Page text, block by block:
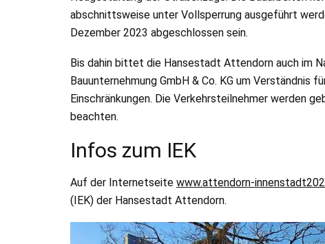
abschnittsweise unter Vollsperrung ausgeführt
Dezember 2023 abgeschlossen sein.
Bis dahin bittet die Hansestadt Attendorn auch im
Bauunternehmung GmbH & Co. KG um Verständnis
Einschränkungen. Die Verkehrsteilnehmer werden
beachten.
Infos zum IEK
Auf der Internetseite www.attendorn-
(IEK) der Hansestadt Attendorn.